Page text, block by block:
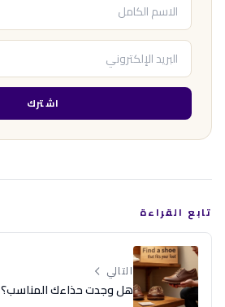
اشترك
تابع القراءة
التالي
هل وجدت حذاءك المناسب؟